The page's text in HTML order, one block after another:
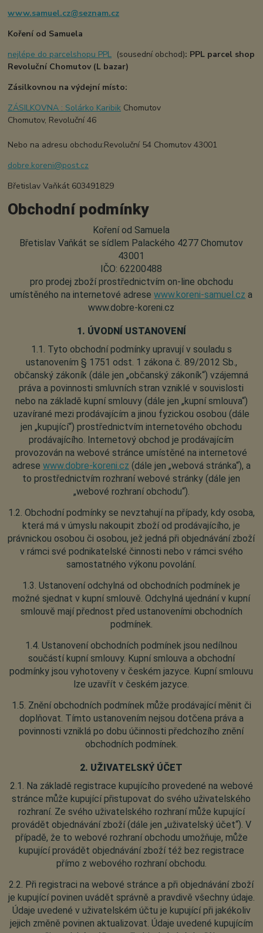
www.samuel.cz@seznam.cz
Koření od Samuela
nejlépe do parcelshopu PPL (sousední obchod): PPL parcel shop
Revoluční Chomutov (L bazar)
Zásilkovnou na výdejní místo:
ZÁSILKOVNA : Solárko Karibik Chomutov
Chomutov, Revoluční 46
Nebo na adresu obchodu:Revoluční 54 Chomutov 43001
dobre.koreni@post.cz
Břetislav Vaňkát 603491829
Obchodní podmínky
Koření od Samuela
Břetislav Vaňkát se sídlem Palackého 4277 Chomutov
43001
IČO: 62200488
pro prodej zboží prostřednictvím on-line obchodu
umístěného na internetové adresewww.koreni-samuel.cz a
www.dobre-koreni.cz
1. ÚVODNÍ USTANOVENÍ
1.1. Tyto obchodní podmínky upravují v souladu s
ustanovením § 1751 odst. 1 zákona č. 89/2012 Sb.,
občanský zákoník (dále jen „občanský zákoník“) vzájemná
práva a povinnosti smluvních stran vzniklé v souvislosti
nebo na základě kupní smlouvy (dále jen „kupní smlouva“)
uzavírané mezi prodávajícím a jinou fyzickou osobou (dále
jen „kupující“) prostřednictvím internetového obchodu
prodávajícího. Internetový obchod je prodávajícím
provozován na webové stránce umístěné na internetové
adrese www.dobre-koreni.cz (dále jen „webová stránka“), a
to prostřednictvím rozhraní webové stránky (dále jen
„webové rozhraní obchodu“).
1.2. Obchodní podmínky se nevztahují na případy, kdy osoba,
která má v úmyslu nakoupit zboží od prodávajícího, je
právnickou osobou či osobou, jež jedná při objednávání zboží
v rámci své podnikatelské činnosti nebo v rámci svého
samostatného výkonu povolání.
1.3. Ustanovení odchylná od obchodních podmínek je
možné sjednat v kupní smlouvě. Odchylná ujednání v kupní
smlouvě mají přednost před ustanoveními obchodních
podmínek.
1.4. Ustanovení obchodních podmínek jsou nedílnou
součástí kupní smlouvy. Kupní smlouva a obchodní
podmínky jsou vyhotoveny v českém jazyce. Kupní smlouvu
lze uzavřít v českém jazyce.
1.5. Znění obchodních podmínek může prodávající měnit či
doplňovat. Tímto ustanovením nejsou dotčena práva a
povinnosti vzniklá po dobu účinnosti předchozího znění
obchodních podmínek.
2. UŽIVATELSKÝ ÚČET
2.1. Na základě registrace kupujícího provedené na webové
stránce může kupující přistupovat do svého uživatelského
rozhraní. Ze svého uživatelského rozhraní může kupující
provádět objednávání zboží (dále jen „uživatelský účet“). V
případě, že to webové rozhraní obchodu umožňuje, může
kupující provádět objednávání zboží též bez registrace
přímo z webového rozhraní obchodu.
2.2. Při registraci na webové stránce a při objednávání zboží
je kupující povinen uvádět správně a pravdivě všechny údaje.
Údaje uvedené v uživatelském účtu je kupující při jakékoliv
jejich změně povinen aktualizovat. Údaje uvedené kupujícím